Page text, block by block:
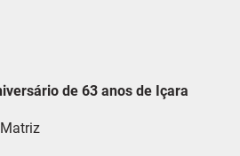
de 63 anos de Içara